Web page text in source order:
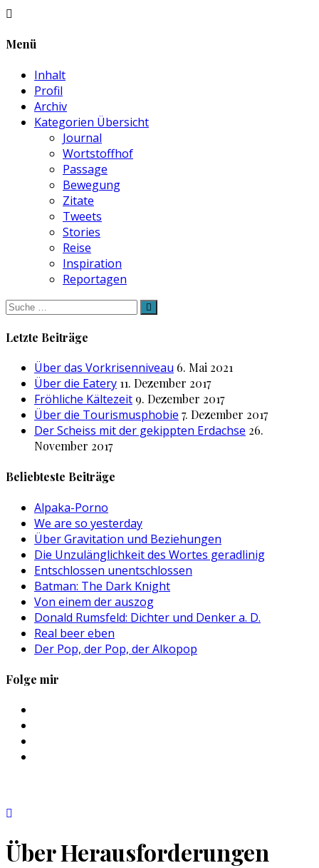
Menü
Inhalt
Profil
Archiv
Kategorien Übersicht
Journal
Wortstoffhof
Passage
Bewegung
Zitate
Tweets
Stories
Reise
Inspiration
Reportagen
Suche
nach:
Letzte Beiträge
Über das Vorkrisenniveau 6. Mai 2021
Über die Eatery 11. Dezember 2017
Fröhliche Kältezeit 9. Dezember 2017
Über die Tourismusphobie 7. Dezember 2017
Der Scheiss mit der gekippten Erdachse 26.
November 2017
Beliebteste Beiträge
Alpaka-Porno
We are so yesterday
Über Gravitation und Beziehungen
Die Unzulänglichkeit des Wortes geradlinig
Entschlossen unentschlossen
Batman: The Dark Knight
Von einem der auszog
Donald Rumsfeld: Dichter und Denker a. D.
Real beer eben
Der Pop, der Pop, der Alkopop
Folge mir
Über Herausforderungen